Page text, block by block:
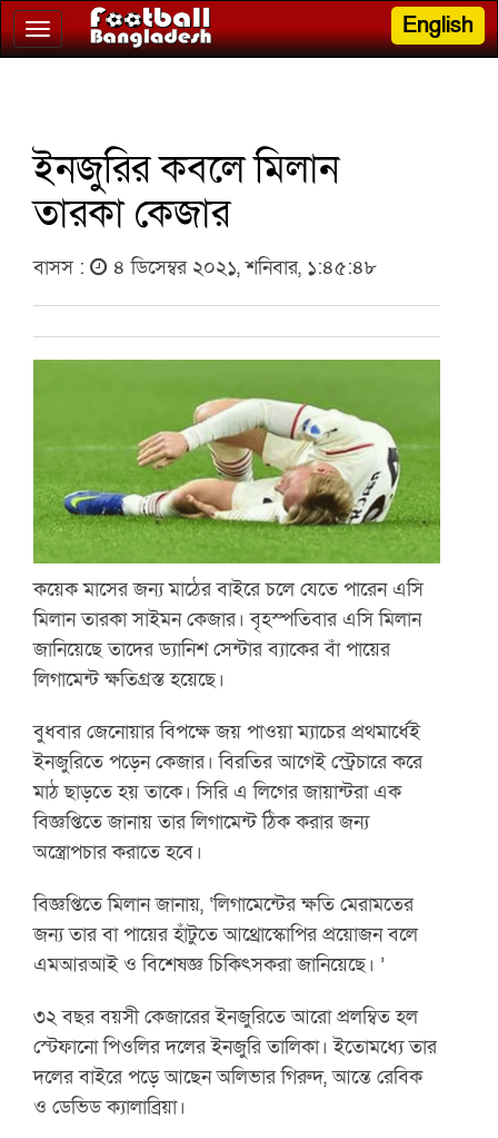
Toggle
navigation
English
ইনজুরির কবলে মিলান
তারকা কেজার
বাসস : ৪ ডিসেম্বর ২০২১, শনিবার, ১:৪৫:৪৮
কয়েক মাসের জন্য মাঠের বাইরে চলে যেতে পারেন এসি
মিলান তারকা সাইমন কেজার। বৃহস্পতিবার এসি মিলান
জানিয়েছে তাদের ড্যানিশ সেন্টার ব্যাকের বাঁ পায়ের
লিগামেন্ট ক্ষতিগ্রস্ত হয়েছে।
বুধবার জেনোয়ার বিপক্ষে জয় পাওয়া ম্যাচের প্রথমার্ধেই
ইনজুরিতে পড়েন কেজার। বিরতির আগেই স্ট্রেচারে করে
মাঠ ছাড়তে হয় তাকে। সিরি এ লিগের জায়ান্টরা এক
বিজ্ঞপ্তিতে জানায় তার লিগামেন্ট ঠিক করার জন্য
অস্ত্রোপচার করাতে হবে।
বিজ্ঞপ্তিতে মিলান জানায়, ‘লিগামেন্টের ক্ষতি মেরামতের
জন্য তার বা পায়ের হাঁটুতে আথ্রোস্কোপির প্রয়োজন বলে
এমআরআই ও বিশেষজ্ঞ চিকিৎসকরা জানিয়েছে। ’
৩২ বছর বয়সী কেজারের ইনজুরিতে আরো প্রলম্বিত হল
স্টেফানো পিওলির দলের ইনজুরি তালিকা। ইতোমধ্যে তার
দলের বাইরে পড়ে আছেন অলিভার গিরুদ, আন্তে রেবিক
ও ডেভিড ক্যালাব্রিয়া।